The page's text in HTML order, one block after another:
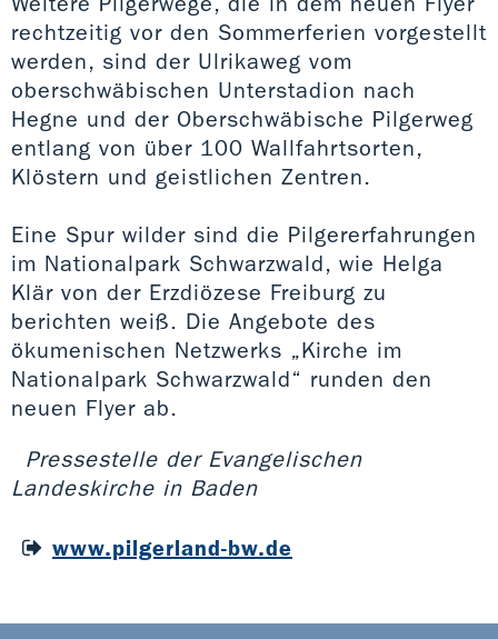
rechtzeitig vor den Sommerferien vorgestellt
werden, sind der Ulrikaweg vom
oberschwäbischen Unterstadion nach
Hegne und der Oberschwäbische Pilgerweg
entlang von über 100 Wallfahrtsorten,
Klöstern und geistlichen Zentren.
Eine Spur wilder sind die Pilgererfahrungen
im Nationalpark Schwarzwald, wie Helga
Klär von der Erzdiözese Freiburg zu
berichten weiß. Die Angebote des
ökumenischen Netzwerks „Kirche im
Nationalpark Schwarzwald“ runden den
neuen Flyer ab.
Pressestelle der Evangelischen
Landeskirche in Baden
www.pilgerland-bw.de